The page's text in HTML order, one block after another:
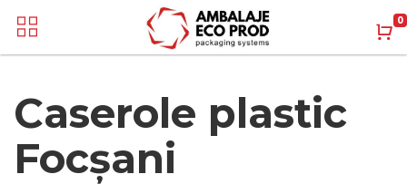
0
Caserole plastic
Focșani